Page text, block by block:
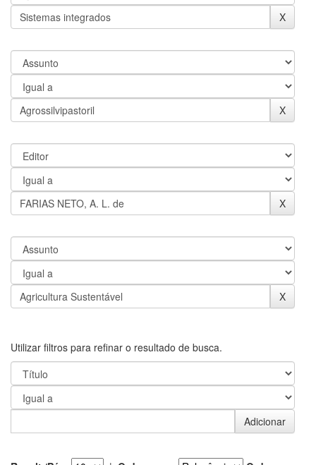
Utilizar filtros para refinar o resultado de busca.